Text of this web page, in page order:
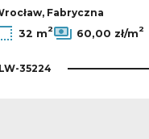
Fabryczna
32 m2 60,00 zł/m2
35224